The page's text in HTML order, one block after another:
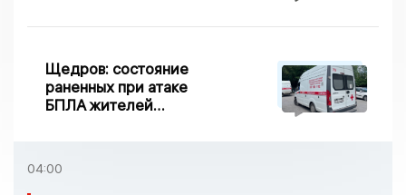
Щедров: состояние
раненных при атаке
БПЛА жителей
04:00